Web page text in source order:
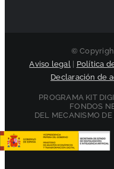
©
Aviso legal| Política
Declaración de
PROGRAMA KIT
FONDOS
DEL MECANISMO